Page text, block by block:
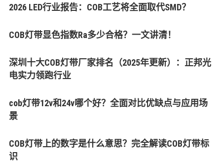
2026 LED行业报告：COB工艺将全面取代SMD？
COB灯带显色指数Ra多少合格？一文讲清！
深圳十大COB灯带厂家排名（2025年更新）：正邦光
电实力领跑行业
cob灯带12v和24v哪个好？全面对比优缺点与应用场
景
COB灯带上的数字是什么意思？完全解读COB灯带标
识